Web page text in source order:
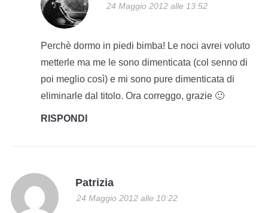
24 Maggio 2012 alle 13:52
Perchè dormo in piedi bimba! Le noci avrei voluto
metterle ma me le sono dimenticata (col senno di
poi meglio così) e mi sono pure dimenticata di
eliminarle dal titolo. Ora correggo, grazie 🙂
RISPONDI
Patrizia
24 Maggio 2012 alle 10:22